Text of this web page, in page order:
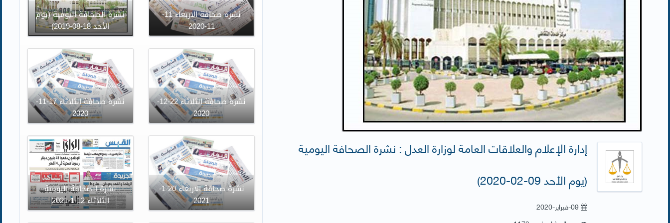
إدارة الإعلام والعلاقات العامة لوزارة العدل : نشرة الصحافة اليومية
(يوم الأحد 09-02-2020)
09-فبراير-2020
نشرة الصحافة اليومية (يوم
الأحد 18-08-2019)
نشرة صحافة الاربعاء 11-
11-2020
نشرة صحافة الثلاثاء 17-11-
2020
نشرة صحافة الثلاثاء 22-12-
2020
نشرة الصحافة اليومية
الثلاثاء 12-1-2021
نشرة صحافة الاربعاء 20-1-
2021